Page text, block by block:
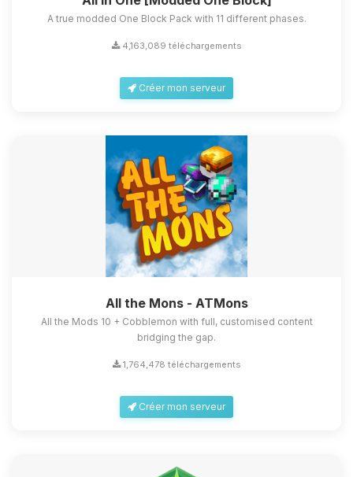
A true modded One Block Pack with 11 different phases.
4,163,089 téléchargements
Créer mon serveur
All the Mons - ATMons
All the Mods 10 + Cobblemon with full, customised content
bridging the gap.
1,764,478 téléchargements
Créer mon serveur